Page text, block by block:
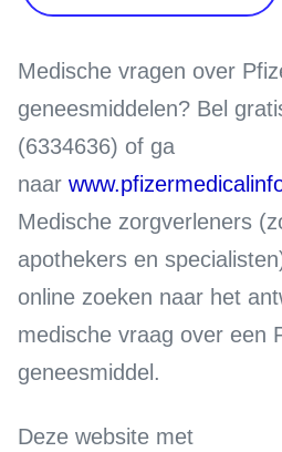
Medische vragen over
geneesmiddelen? Bel
(6334636) of ga
naar
Medische zorgverleners
apothekers en
online zoeken naar het
medische vraag over een
geneesmiddel.
Deze website met